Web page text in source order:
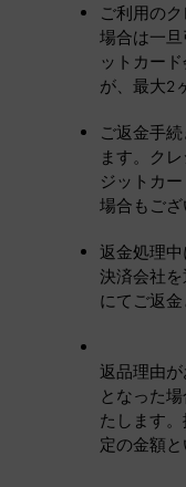
ご利用の
場合は一
ットカー
が、最大2
ご返金手
ます。ク
ジットカ
場合もござ
返金処理
決済会社
にてご返金
返品理由
となった
たします
定の金額と